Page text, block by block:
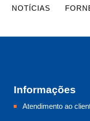
NOTÍCIAS
Informações
Atendimento ao